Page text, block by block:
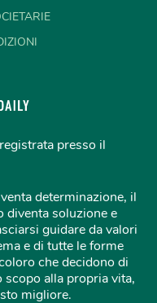
presso il
determinazione, il
diventa soluzione e
guidare da valori
e di tutte le forme
che decidono di
alla propria vita,
migliore.